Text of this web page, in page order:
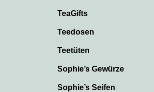
TeaGifts
Teedosen
Teetüten
Sophie’s Gewürze
Sophie’s Seifen